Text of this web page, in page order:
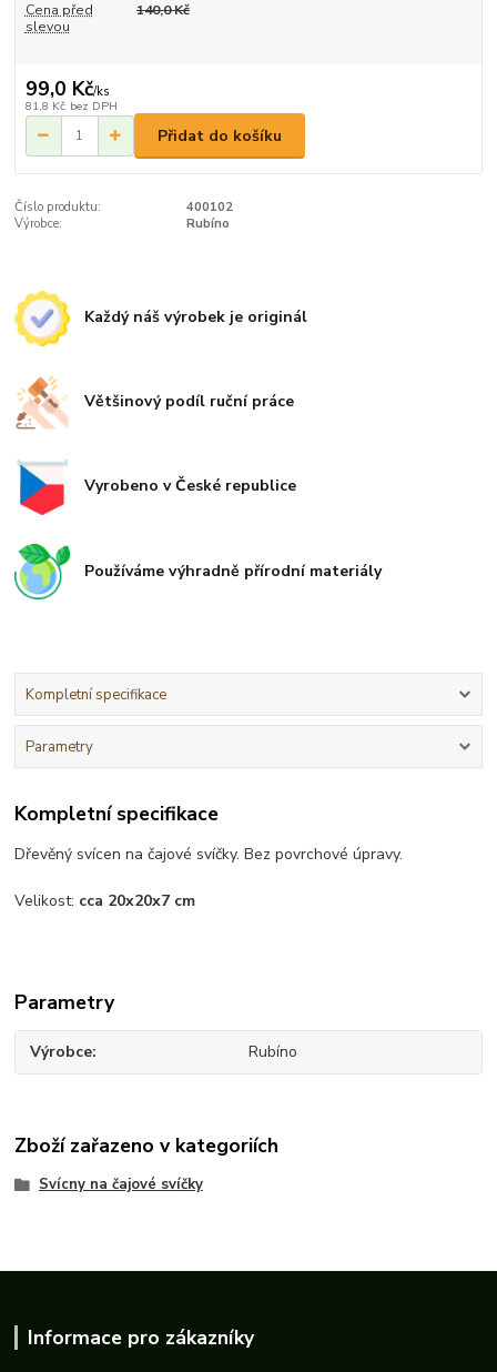
Cena před
slevou
140,0 Kč
99,0 Kč/ks
81,8 Kč bez DPH
Přidat do košíku
Číslo produktu:
400102
Výrobce:
Rubíno
Každý náš výrobek je originál
Většinový podíl ruční práce
Vyrobeno v České republice
Používáme výhradně přírodní materiály
Kompletní specifikace
Parametry
Kompletní specifikace
Dřevěný svícen na čajové svíčky. Bez povrchové úpravy.
Velikost: cca 20x20x7 cm
Parametry
Výrobce Rubíno
Zboží zařazeno v kategoriích
Svícny na čajové svíčky
Informace pro zákazníky